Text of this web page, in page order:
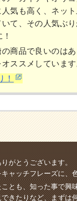
気も高く、ネット
て、その人気ぶ
商品で良いのはあ
ススメしています
がとうございます。
ャッチフレーズに、
とも、知った事で興
きたりなど、まずは